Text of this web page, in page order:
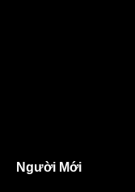
Người Mới